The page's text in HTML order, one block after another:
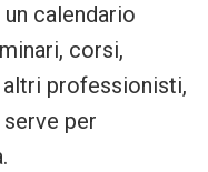
calendario
corsi,
professionisti,
per